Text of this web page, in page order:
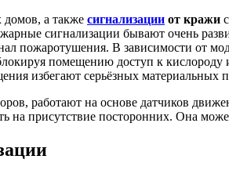
домов, а также сигнализации от кражи
сигнализации бывают очень
пожаротушения. В зависимости от
помещению доступ к
избегают серьёзных материальных
работают на основе датчиков
на присутствие посторонних. Она